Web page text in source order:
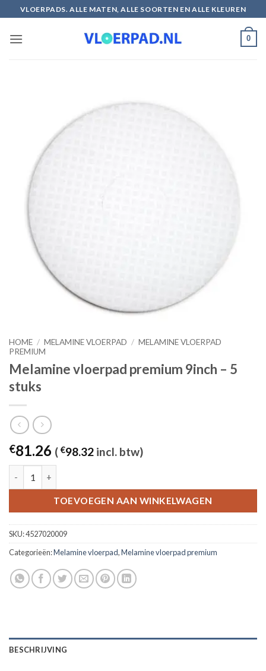
naar
inhoud
VLOERPADS. ALLE MATEN, ALLE SOORTEN EN ALLE KLEUREN
0
HOME / MELAMINE VLOERPAD / MELAMINE VLOERPAD
PREMIUM
Melamine vloerpad premium 9inch – 5
stuks
€81.26 ( €98.32 incl. btw)
TOEVOEGEN AAN WINKELWAGEN
SKU:4527020009
Categorieën:Melamine vloerpad,Melamine vloerpad premium
BESCHRIJVING